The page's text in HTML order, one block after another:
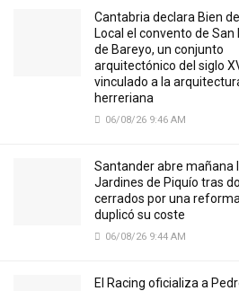
Cantabria declara Bien
Local el convento de San
de Bareyo, un conjunto
arquitectónico del siglo
vinculado a la
herreriana
06/08/26 9:46 AM
Santander abre mañana
Jardines de Piquío tras
cerrados por una
duplicó su coste
06/08/26 9:44 AM
El Racing oficializa a